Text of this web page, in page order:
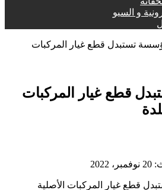
و السيو
تستبدل قطع غيار المركبات
قطع غيار المركبات